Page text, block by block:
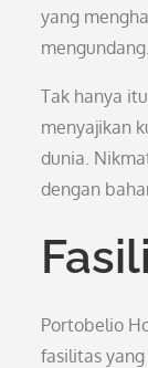
yang
mengundang.
Tak hanya
menyajikan
dunia.
dengan
Portobelio
fasilitas